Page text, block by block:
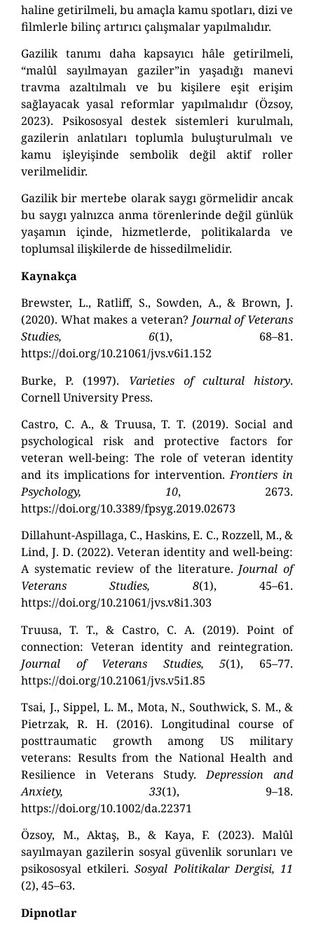
haline getirilmeli, bu amaçla kamu spotları, dizi ve
filmlerle bilinç artırıcı çalışmalar yapılmalıdır.
Gazilik tanımı daha kapsayıcı hâle getirilmeli,
“malûl sayılmayan gaziler”in yaşadığı manevi
travma azaltılmalı ve bu kişilere eşit erişim
sağlayacak yasal reformlar yapılmalıdır (Özsoy,
2023). Psikososyal destek sistemleri kurulmalı,
gazilerin anlatıları toplumla buluşturulmalı ve
kamu işleyişinde sembolik değil aktif roller
verilmelidir.
Gazilik bir mertebe olarak saygı görmelidir ancak
bu saygı yalnızca anma törenlerinde değil günlük
yaşamın içinde, hizmetlerde, politikalarda ve
toplumsal ilişkilerde de hissedilmelidir.
Kaynakça
Brewster, L., Ratliff, S., Sowden, A., & Brown, J.
(2020). What makes a veteran? Journal of Veterans
Studies, 6(1), 68–81.
https://doi.org/10.21061/jvs.v6i1.152
Burke, P. (1997). Varieties of cultural history.
Cornell University Press.
Castro, C. A., & Truusa, T. T. (2019). Social and
psychological risk and protective factors for
veteran well-being: The role of veteran identity
and its implications for intervention.Frontiers in
Psychology, 10, 2673.
https://doi.org/10.3389/fpsyg.2019.02673
Dillahunt-Aspillaga, C., Haskins, E. C., Rozzell, M., &
Lind, J. D. (2022). Veteran identity and well-being:
A systematic review of the literature. Journal of
Veterans Studies, 8(1), 45–61.
https://doi.org/10.21061/jvs.v8i1.303
Truusa, T. T., & Castro, C. A. (2019). Point of
connection: Veteran identity and reintegration.
Journal of Veterans Studies, 5(1), 65–77.
https://doi.org/10.21061/jvs.v5i1.85
Tsai, J., Sippel, L. M., Mota, N., Southwick, S. M., &
Pietrzak, R. H. (2016). Longitudinal course of
posttraumatic growth among US military
veterans: Results from the National Health and
Resilience in Veterans Study.Depression and
Anxiety, 33(1), 9–18.
https://doi.org/10.1002/da.22371
Özsoy, M., Aktaş, B., & Kaya, F. (2023). Malûl
sayılmayan gazilerin sosyal güvenlik sorunları ve
psikososyal etkileri.Sosyal Politikalar Dergisi, 11
(2), 45–63.
Dipnotlar